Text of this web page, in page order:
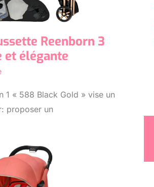
Reenborn 3
et élégante
1 « 588 Black Gold » vise un
proposer un